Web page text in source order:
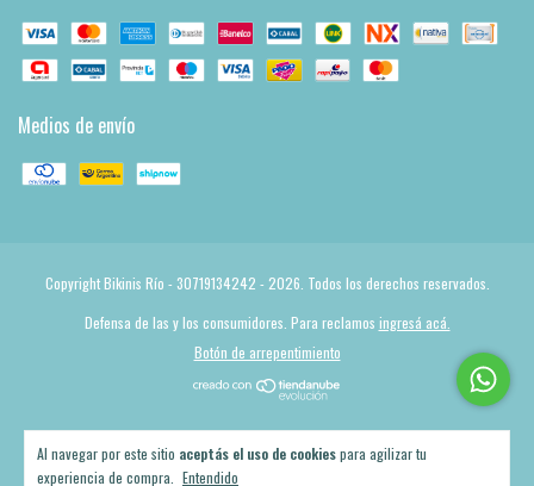
Al navegar por este sitio aceptás el uso de cookiespara agilizar tu
experiencia de compra.
Entendido
Medios de envío
Copyright Bikinis Río - 30719134242 - 2026. Todos los derechos reservados.
Defensa de las y los consumidores. Para reclamos ingresá acá.
Botón de arrepentimiento